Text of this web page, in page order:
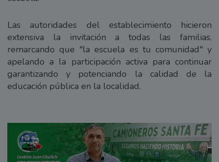
Las autoridades del establecimiento hicieron
extensiva la invitación a todas las familias,
remarcando que "la escuela es tu comunidad" y
apelando a la participación activa para continuar
garantizando y potenciando la calidad de la
educación pública en la localidad.